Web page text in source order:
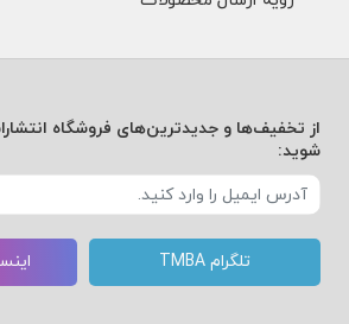
از تخفیف‌ها و جدیدترین‌های فروشگاه انتشارات
شوید:
تلگرام TMBA